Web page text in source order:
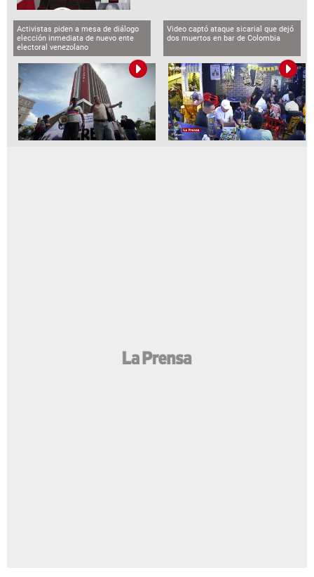
Activistas piden a mesa de diálogo
elección inmediata de nuevo ente
electoral venezolano
Video captó ataque sicarial que dejó
dos muertos en bar de Colombia